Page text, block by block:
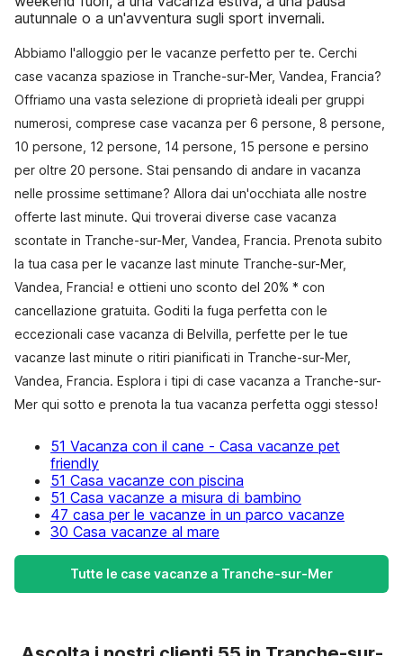
autunnale o a un'avventura sugli sport invernali.
Abbiamo l'alloggio per le vacanze perfetto per te. Cerchi
case vacanza spaziose in Tranche-sur-Mer, Vandea, Francia?
Offriamo una vasta selezione di proprietà ideali per gruppi
numerosi, comprese case vacanza per 6 persone, 8 persone,
10 persone, 12 persone, 14 persone, 15 persone e persino
per oltre 20 persone. Stai pensando di andare in vacanza
nelle prossime settimane? Allora dai un'occhiata alle nostre
offerte last minute. Qui troverai diverse case vacanza
scontate in Tranche-sur-Mer, Vandea, Francia. Prenota subito
la tua casa per le vacanze last minute Tranche-sur-Mer,
Vandea, Francia! e ottieni uno sconto del 20% * con
cancellazione gratuita. Goditi la fuga perfetta con le
eccezionali case vacanza di Belvilla, perfette per le tue
vacanze last minute o ritiri pianificati in Tranche-sur-Mer,
Vandea, Francia. Esplora i tipi di case vacanza a Tranche-sur-
Mer qui sotto e prenota la tua vacanza perfetta oggi stesso!
51 Vacanza con il cane - Casa vacanze pet
friendly
51 Casa vacanze con piscina
51 Casa vacanze a misura di bambino
47 casa per le vacanze in un parco vacanze
30 Casa vacanze al mare
Tutte le case vacanze a Tranche-sur-Mer